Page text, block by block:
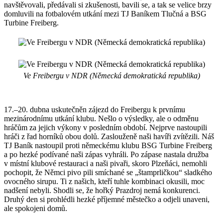
navštěvovali, předávali si zkušenosti, bavili se, a tak se velice brzy
domluvili na fotbalovém utkání mezi TJ Baníkem Tlučná a BSG
Turbine Freiberg.
Ve Freibergu v NDR (Německá demokratická republika)
17.–20. dubna uskutečněn zájezd do Freibergu k prvnímu
mezinárodnímu utkání klubu. Nešlo o výsledky, ale o odměnu
hráčům za jejich výkony v posledním období. Nejprve nastoupili
hráči z řad horníků obou dolů. Zaslouženě naši havíři zvítězili. Náš
TJ Baník nastoupil proti německému klubu BSG Turbine Freiberg
a po hezké podívané naši zápas vyhráli. Po zápase nastala družba
v místní klubové restauraci a naši pivaři, skoro Plzeňáci, nemohli
pochopit, že Němci pivo pili smíchané se „štamprličkou“ sladkého
ovocného sirupu. Ti z našich, kteří tuhle kombinaci okusili, moc
nadšení nebyli. Shodli se, že hořký Prazdroj nemá konkurenci.
Druhý den si prohlédli hezké příjemné městečko a odjeli unaveni,
ale spokojeni domů.